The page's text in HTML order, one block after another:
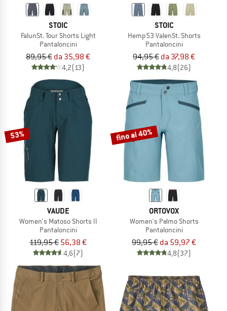
STOIC
FalunSt. Tour Shorts Light
Pantaloncini
89,95 € da 35,98 €
4,2(13)
STOIC
Hemp53 ValenSt. Shorts
Pantaloncini
94,95 € da 37,98 €
4,8(26)
53%
VAUDE
Women's Matoso Shorts II
Pantaloncini
119,95 € 56,38 €
4,6(7)
fino al 40%
ORTOVOX
Women's Pelmo Shorts
Pantaloncini
99,95 € da 59,97 €
4,8(37)